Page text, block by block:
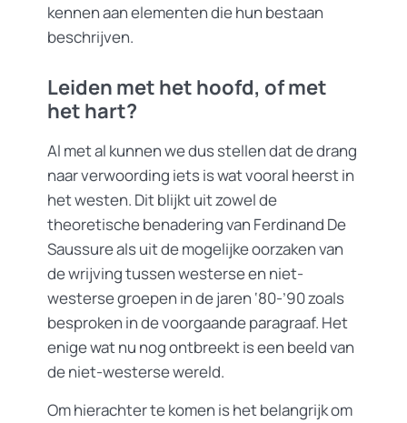
kennen aan elementen die hun bestaan
beschrijven.
Leiden met het hoofd, of met
het hart?
Al met al kunnen we dus stellen dat de drang
naar verwoording iets is wat vooral heerst in
het westen. Dit blijkt uit zowel de
theoretische benadering van Ferdinand De
Saussure als uit de mogelijke oorzaken van
de wrijving tussen westerse en niet-
westerse groepen in de jaren ‘80-’90 zoals
besproken in de voorgaande paragraaf. Het
enige wat nu nog ontbreekt is een beeld van
de niet-westerse wereld.
Om hierachter te komen is het belangrijk om